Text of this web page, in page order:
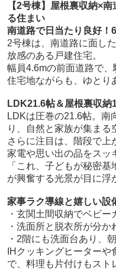
【2号棟】屋根裏収納×
る住まい
南道路で日当たり良好！
2号棟は、南道路に面し
放感のある戸建住宅。
幅員4.6mの前面道路で、
住宅地ながらも、ゆとり
LDK21.6帖＆屋根裏収納
LDKは圧巻の21.6帖。南
り、自然と家族が集まる
さらに注目は、階段で上
家電や思い出の品をスッ
「これ、子どもが秘密
が興奮する光景が目に浮
家事ラク導線と嬉しい設
・玄関土間収納でベビ
・洗面所と脱衣所が分
・2階にも洗面台あり、
IHクッキングヒーター
で、料理も片付けもスト